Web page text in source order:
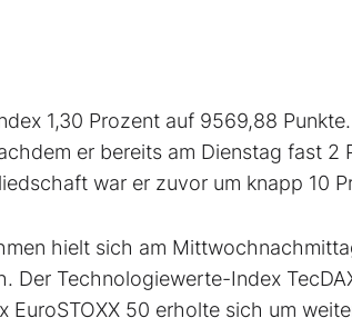
1,30 Prozent auf 9569,88
er bereits am Dienstag fast 2
war er zuvor um knapp 10
hielt sich am
Der Technologiewerte-Index
EuroSTOXX 50 erholte sich um